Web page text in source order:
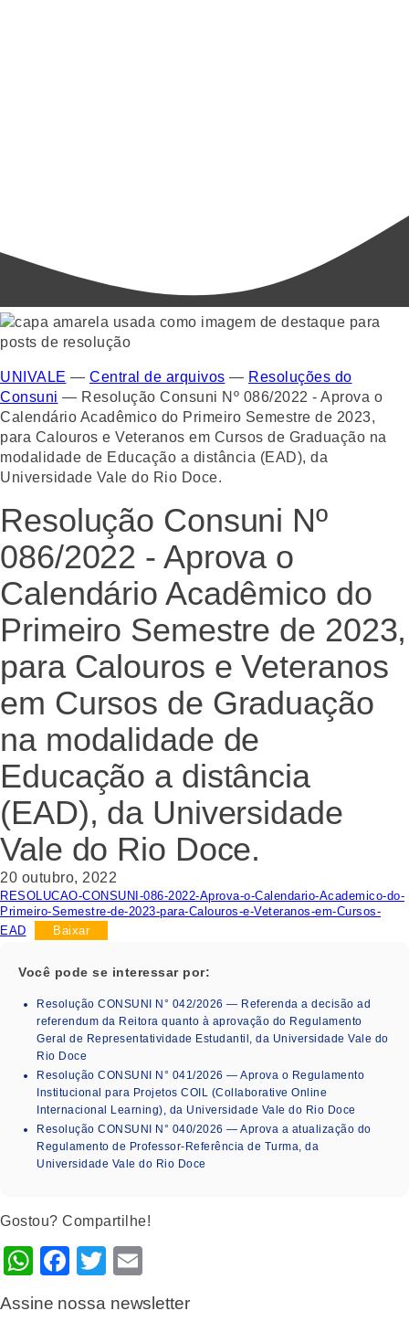
UNIVALE — Central de arquivos — Resoluções do
Consuni — Resolução Consuni Nº 086/2022 - Aprova o
Calendário Acadêmico do Primeiro Semestre de 2023,
para Calouros e Veteranos em Cursos de Graduação na
modalidade de Educação a distância (EAD), da
Universidade Vale do Rio Doce.
Resolução Consuni Nº
086/2022 - Aprova o
Calendário Acadêmico do
Primeiro Semestre de 2023,
para Calouros e Veteranos
em Cursos de Graduação
na modalidade de
Educação a distância
(EAD), da Universidade
Vale do Rio Doce.
20 outubro, 2022
RESOLUCAO-CONSUNI-086-2022-Aprova-o-Calendario-Academico-do-
Primeiro-Semestre-de-2023-para-Calouros-e-Veteranos-em-Cursos-
EAD
Baixar
Você pode se interessar por:
Resolução CONSUNI N° 042/2026 — Referenda a decisão ad
referendum da Reitora quanto à aprovação do Regulamento
Geral de Representatividade Estudantil, da Universidade Vale do
Rio Doce
Resolução CONSUNI N° 041/2026 — Aprova o Regulamento
Institucional para Projetos COIL (Collaborative Online
Internacional Learning), da Universidade Vale do Rio Doce
Resolução CONSUNI N° 040/2026 — Aprova a atualização do
Regulamento de Professor-Referência de Turma, da
Universidade Vale do Rio Doce
Gostou? Compartilhe!
WhatsApp
Facebook
Twitter
Assine nossa newsletter